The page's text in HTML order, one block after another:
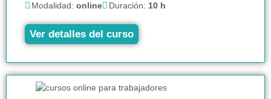
Modalidad: online Duración: 10 h
Ver detalles del curso